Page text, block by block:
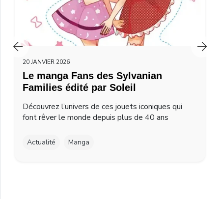
20 JANVIER 2026
Le manga Fans des Sylvanian
Families édité par Soleil
Découvrez l’univers de ces jouets iconiques qui
font rêver le monde depuis plus de 40 ans
Actualité Manga